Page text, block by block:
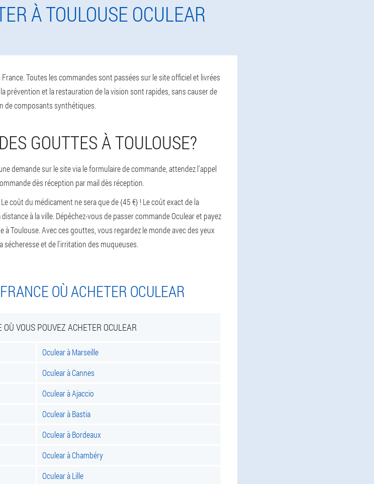
À TOULOUSE OCULEAR
Toutes les commandes sont passées sur le site officiel et livrées
prévention et la restauration de la vision sont rapides, sans causer de
de composants synthétiques.
GOUTTES À TOULOUSE?
demande sur le site via le formulaire de commande, attendez l'appel
dès réception par mail dès réception.
coût du médicament ne sera que de {45 €} ! Le coût exact de la
à la ville. Dépêchez-vous de passer commande Oculear et payez
Toulouse. Avec ces gouttes, vous regardez le monde avec des yeux
sécheresse et de l'irritation des muqueuses.
OÙ ACHETER OCULEAR
VOUS POUVEZ ACHETER OCULEAR
Oculear à Marseille
Oculear à Cannes
Oculear à Ajaccio
Oculear à Bastia
Oculear à Bordeaux
Oculear à Chambéry
Oculear à Lille